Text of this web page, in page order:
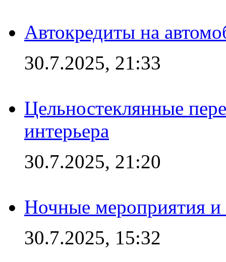
Автокредиты на
30.7.2025, 21:33
Цельностеклянные
интерьера
30.7.2025, 21:20
Ночные мероприятия и
30.7.2025, 15:32